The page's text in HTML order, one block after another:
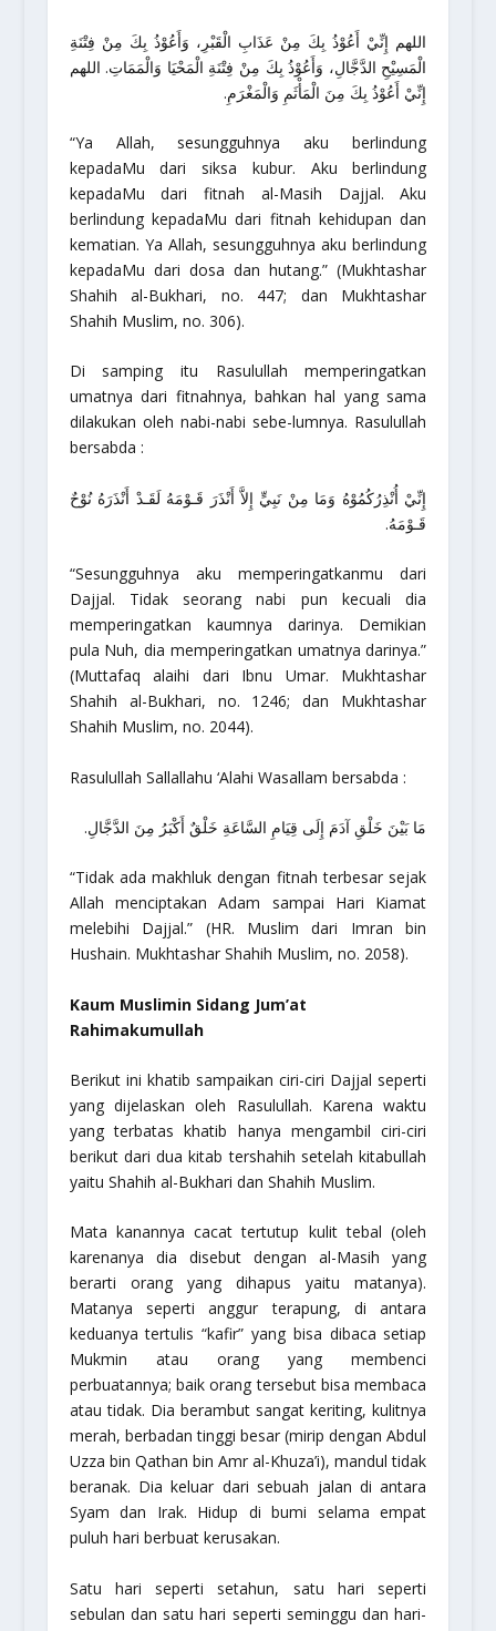
اللهم إِنِّيْ أَعُوْذُ بِكَ مِنْ عَذَابِ الْقَبْرِ، وَأَعُوْذُ بِكَ مِنْ فِتْنَةِ
الْمَسِيْحِ الدَّجَّالِ، وَأَعُوْذُ بِكَ مِنْ فِتْنَةِ الْمَحْيَا وَالْمَمَاتِ. اللهم
إِنِّيْ أَعُوْذُ بِكَ مِنَ الْمَأْثَمِ وَالْمَغْرَمِ.
“Ya Allah, sesungguhnya aku berlindung
kepadaMu dari siksa kubur. Aku berlindung
kepadaMu dari fitnah al-Masih Dajjal. Aku
berlindung kepadaMu dari fitnah kehidupan dan
kematian. Ya Allah, sesungguhnya aku berlindung
kepadaMu dari dosa dan hutang.” (Mukhtashar
Shahih al-Bukhari, no. 447; dan Mukhtashar
Shahih Muslim, no. 306).
Di samping itu Rasulullah memperingatkan
umatnya dari fitnahnya, bahkan hal yang sama
dilakukan oleh nabi-nabi sebe-lumnya. Rasulullah
bersabda :
إِنِّيْ أُنْذِرُكُمُوْهُ وَمَا مِنْ نَبِيٍّ إِلاَّ أَنْذَرَ قَـوْمَهُ لَقَـدْ أَنْذَرَهُ نُوْحٌ
قَـوْمَهُ.
“Sesungguhnya aku memperingatkanmu dari
Dajjal. Tidak seorang nabi pun kecuali dia
memperingatkan kaumnya darinya. Demikian
pula Nuh, dia memperingatkan umatnya darinya.”
(Muttafaq alaihi dari Ibnu Umar. Mukhtashar
Shahih al-Bukhari, no. 1246; dan Mukhtashar
Shahih Muslim, no. 2044).
Rasulullah Sallallahu ‘Alahi Wasallam bersabda :
مَا بَيْنَ خَلْقِ آدَمَ إِلَى قِيَامِ السَّاعَةِ خَلْقٌ أَكْبَرُ مِنَ الدَّجَّالِ.
“Tidak ada makhluk dengan fitnah terbesar sejak
Allah menciptakan Adam sampai Hari Kiamat
melebihi Dajjal.” (HR. Muslim dari Imran bin
Hushain. Mukhtashar Shahih Muslim, no. 2058).
Kaum Muslimin Sidang Jum’at
Rahimakumullah
Berikut ini khatib sampaikan ciri-ciri Dajjal seperti
yang dijelaskan oleh Rasulullah. Karena waktu
yang terbatas khatib hanya mengambil ciri-ciri
berikut dari dua kitab tershahih setelah kitabullah
yaitu Shahih al-Bukhari dan Shahih Muslim.
Mata kanannya cacat tertutup kulit tebal (oleh
karenanya dia disebut dengan al-Masih yang
berarti orang yang dihapus yaitu matanya).
Matanya seperti anggur terapung, di antara
keduanya tertulis “kafir” yang bisa dibaca setiap
Mukmin atau orang yang membenci
perbuatannya; baik orang tersebut bisa membaca
atau tidak. Dia berambut sangat keriting, kulitnya
merah, berbadan tinggi besar (mirip dengan Abdul
Uzza bin Qathan bin Amr al-Khuza’i), mandul tidak
beranak. Dia keluar dari sebuah jalan di antara
Syam dan Irak. Hidup di bumi selama empat
puluh hari berbuat kerusakan.
Satu hari seperti setahun, satu hari seperti
sebulan dan satu hari seperti seminggu dan hari-